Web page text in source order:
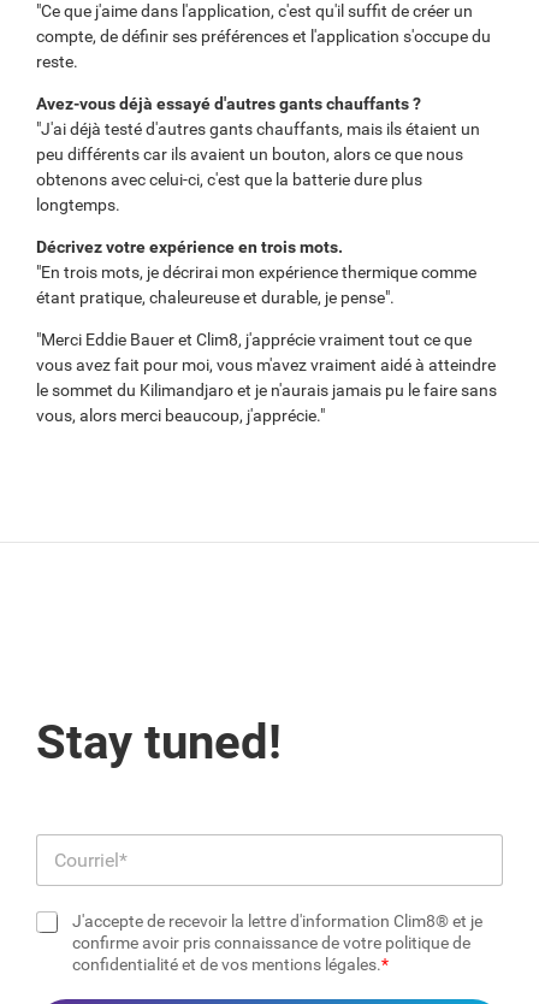
"Ce que j'aime dans l'application, c'est qu'il suffit de créer un
compte, de définir ses préférences et l'application s'occupe du
reste.
Avez-vous déjà essayé d'autres gants chauffants ?
"J'ai déjà testé d'autres gants chauffants, mais ils étaient un
peu différents car ils avaient un bouton, alors ce que nous
obtenons avec celui-ci, c'est que la batterie dure plus
longtemps.
Décrivez votre expérience en trois mots.
"En trois mots, je décrirai mon expérience thermique comme
étant pratique, chaleureuse et durable, je pense".
"Merci Eddie Bauer et Clim8, j'apprécie vraiment tout ce que
vous avez fait pour moi, vous m'avez vraiment aidé à atteindre
le sommet du Kilimandjaro et je n'aurais jamais pu le faire sans
vous, alors merci beaucoup, j'apprécie."
Stay tuned!
-
m
a
J'accepte de recevoir la lettre d'information Clim8® et je
confirme avoir pris connaissance de votre politique de
confidentialité et de vos mentions légales.